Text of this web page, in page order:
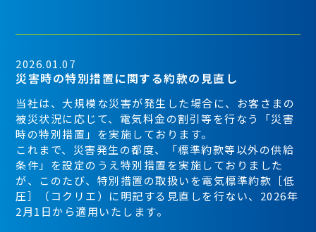
2026.01.07
災害時の特別措置に関する約款の見直し
当社は、大規模な災害が発生した場合に、お客さまの
被災状況に応じて、電気料金の割引等を行なう「災害
時の特別措置」を実施しております。
これまで、災害発生の都度、「標準約款等以外の供給
条件」を設定のうえ特別措置を実施しておりました
が、このたび、特別措置の取扱いを電気標準約款［低
圧］（コクリエ）に明記する見直しを行ない、2026年
2月1日から適用いたします。